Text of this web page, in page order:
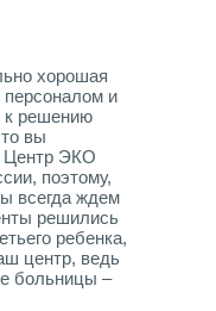
хорошая
и
к решению
вы
Центр ЭКО
поэтому,
всегда ждем
решились
ребенка,
центр, ведь
больницы –